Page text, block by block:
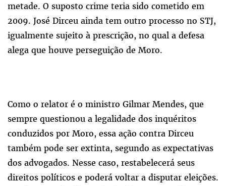
metade. O suposto crime teria sido cometido em
2009. José Dirceu ainda tem outro processo no STJ,
igualmente sujeito à prescrição, no qual a defesa
alega que houve perseguição de Moro.
Como o relator é o ministro Gilmar Mendes, que
sempre questionou a legalidade dos inquéritos
conduzidos por Moro, essa ação contra Dirceu
também pode ser extinta, segundo as expectativas
dos advogados. Nesse caso, restabelecerá seus
direitos políticos e poderá voltar a disputar eleições.